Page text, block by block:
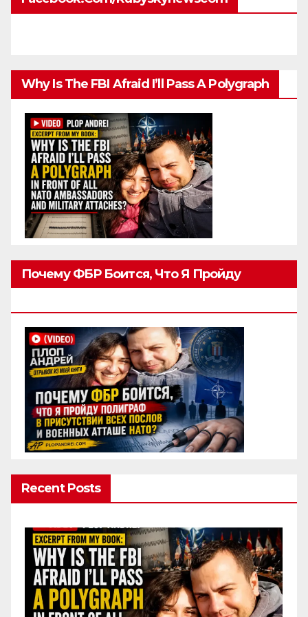
Why Is The FBI Afraid I’ll Pass A Polygraph
Почему ФБР Боится, Что Я Пройду
Recent Posts